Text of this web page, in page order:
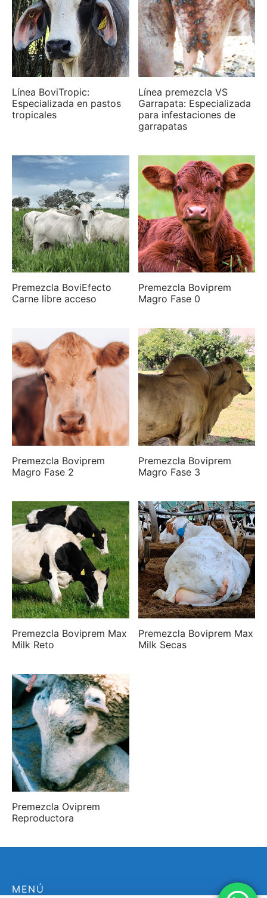
Línea BoviTropic:
Especializada en pastos
tropicales
Línea premezcla VS
Garrapata: Especializada
para infestaciones de
garrapatas
Premezcla BoviEfecto
Carne libre acceso
Premezcla Boviprem
Magro Fase 0
Premezcla Boviprem
Magro Fase 2
Premezcla Boviprem
Magro Fase 3
Premezcla Boviprem Max
Milk Reto
Premezcla Boviprem Max
Milk Secas
Premezcla Oviprem
Reproductora
MENÚ